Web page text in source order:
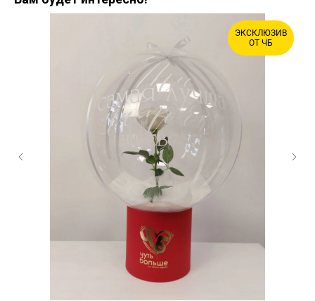
ЭКСКЛЮЗИВ
ОТ ЧБ